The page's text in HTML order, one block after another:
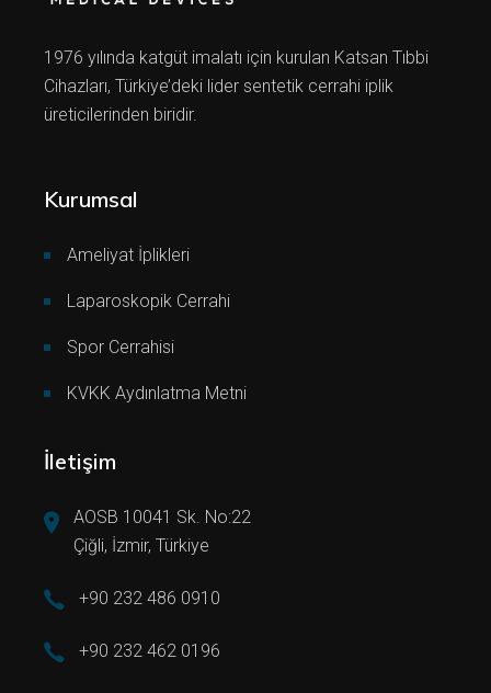
1976 yılında katgüt imalatı için kurulan Katsan Tıbbi
Cihazları, Türkiye’deki lider sentetik cerrahi iplik
üreticilerinden biridir.
Kurumsal
Ameliyat İplikleri
Laparoskopik Cerrahi
Spor Cerrahisi
KVKK Aydınlatma Metni
İletişim
AOSB 10041 Sk. No:22
Çiğli, İzmir, Türkiye
+90 232 486 0910
+90 232 462 0196